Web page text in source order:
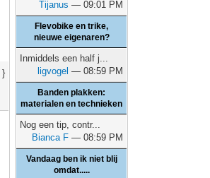
}
Tijanus — 09:01 PM
Flevobike en trike,
nieuwe eigenaren?
Inmiddels een half j...
ligvogel — 08:59 PM
Banden plakken:
materialen en technieken
Nog een tip, contr...
Bianca F — 08:59 PM
Vandaag ben ik niet blij
omdat.....